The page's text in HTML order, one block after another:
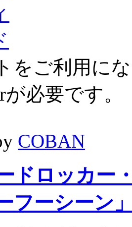
をご利用に
が必要です
COBAN
ドロッカー
フーシーン